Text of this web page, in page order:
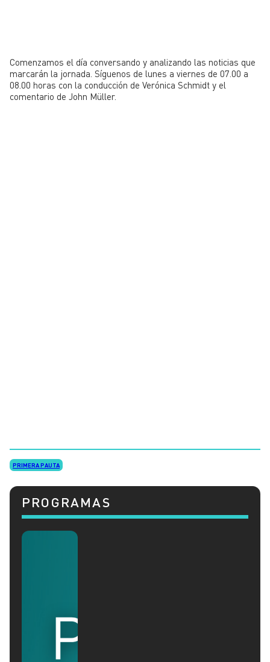
Comenzamos el día conversando y analizando las noticias que
marcarán la jornada. Síguenos de lunes a viernes de 07.00 a
08.00 horas con la conducción de Verónica Schmidt y el
comentario de John Müller.
PRIMERA PAUTA
PROGRAMAS